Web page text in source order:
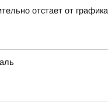
отстает от графика